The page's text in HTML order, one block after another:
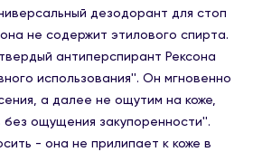
дезодорант для стоп
не содержит этилового спирта.
антиперспирант Рексона
использования''. Он мгновенно
а далее не ощутим на коже,
без ощущения закупоренности''.
- она не прилипает к коже в